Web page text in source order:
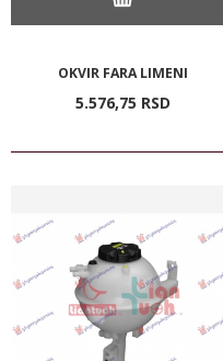
OKVIR FARA LIMENI
5.576,75 RSD